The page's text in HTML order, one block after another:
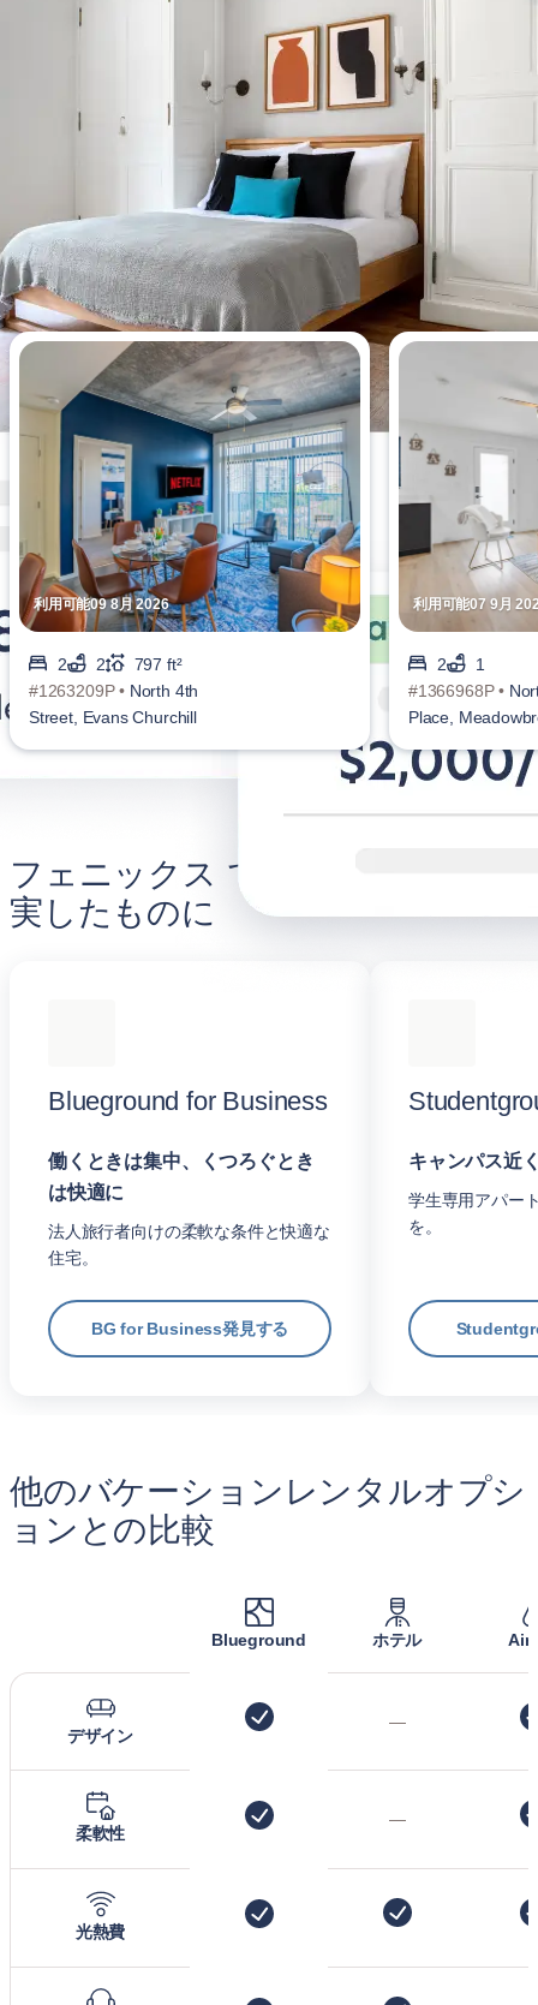
今週最も閲覧されたアパート
利用可能09 8月 2026
2 2
797 ft²
#1263209P • North 4th
Street, Evans Churchill
利用可能07 9月
2
1
#1366968P •
Place,
フェニックス での滞在をより充
実したものに
Blueground for Business
働くときは集中、くつろぐとき
は快適に
法人旅行者向けの柔軟な条件と快適な
住宅。
BG for Business発見する
キャンパス近
学生専用アパー
を。
他のバケーションレンタルオプシ
ョンとの比較
Blueground ホテル
デザイン
—
柔軟性
—
光熱費